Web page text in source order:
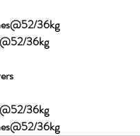
36kg
36kg
36kg
36kg